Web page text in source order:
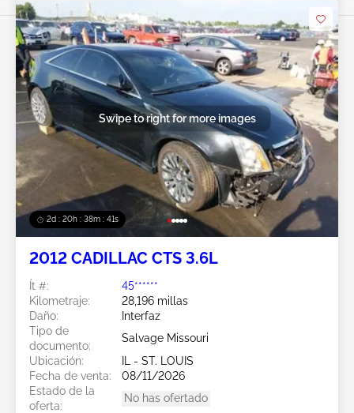
2d : 20h : 38m : 38s
Swipe to right for more images
2012 CADILLAC CTS 3.6L
Ít #:
45******
Kilometraje:
28,196 millas
Daño:
Interfaz
Tipo de
documento:
Salvage Missouri
Ubicación:
IL - ST. LOUIS
Fecha de venta:
08/11/2026
Estado de la
oferta:
No has ofertado